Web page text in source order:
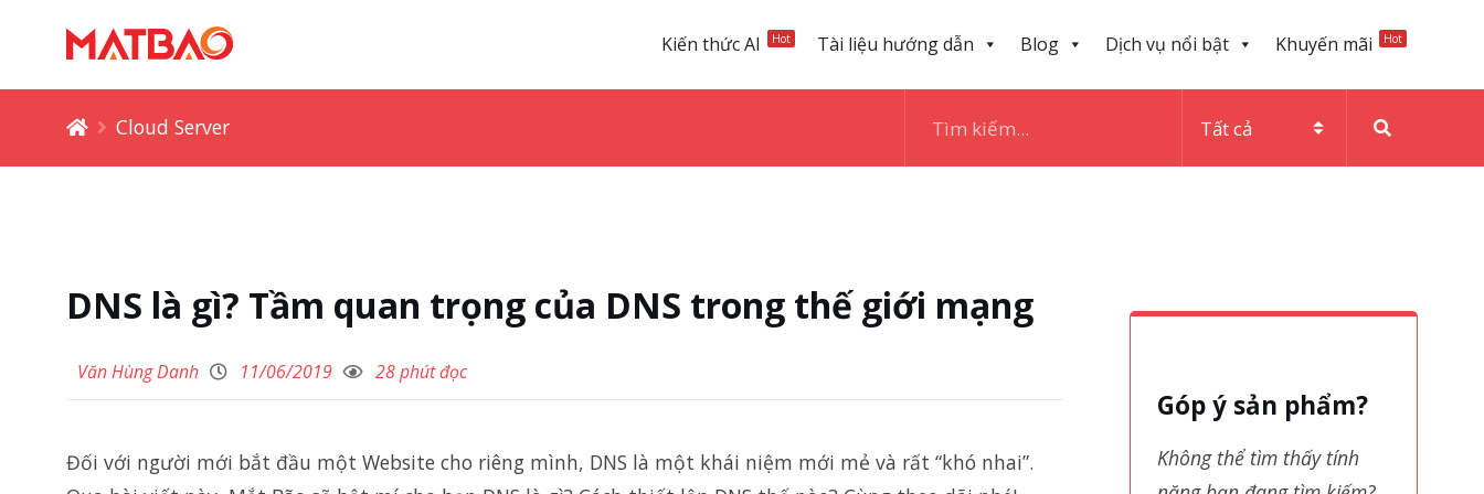
Kiến thức AI Hot Tài liệu hướng dẫn Blog Dịch vụ nổi bật Khuyến mãi Hot
Cloud Server
DNS là gì? Tầm quan trọng của DNS trong thế giới mạng
Văn Hùng Danh 11/06/2019 28 phút đọc
Đối với người mới bắt đầu một Website cho riêng mình, DNS là một khái niệm mới mẻ và rất “khó nhai”.
Góp ý sản phẩm?
Không thể tìm thấy tính